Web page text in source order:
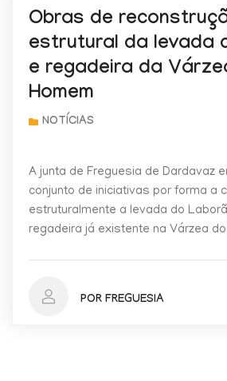
Obras de
estrutural da levada
e regadeira da
Homem
A junta de Freguesia de Dardavaz
conjunto de iniciativas por forma a
estruturalmente a levada do
regadeira já existente na Várzea do
POR FREGUESIA